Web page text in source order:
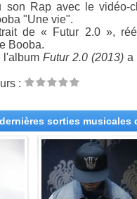
son Rap avec le vidéo-
"Une vie".
de « Futur 2.0 »,
Booba.
l'albumFutur 2.0 (2013) a
:
sorties musicales